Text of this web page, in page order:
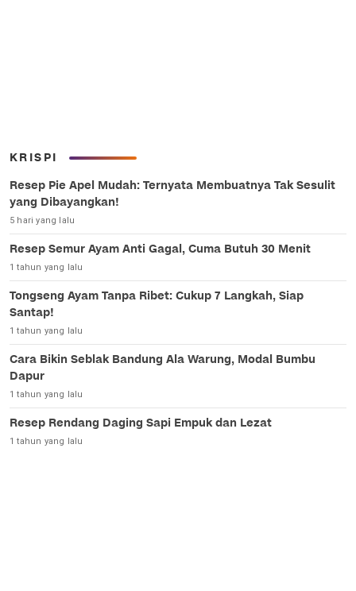
KRISPI
Resep Pie Apel Mudah: Ternyata Membuatnya Tak Sesulit
yang Dibayangkan!
5 hari yang lalu
Resep Semur Ayam Anti Gagal, Cuma Butuh 30 Menit
1 tahun yang lalu
Tongseng Ayam Tanpa Ribet: Cukup 7 Langkah, Siap
Santap!
1 tahun yang lalu
Cara Bikin Seblak Bandung Ala Warung, Modal Bumbu
Dapur
1 tahun yang lalu
Resep Rendang Daging Sapi Empuk dan Lezat
1 tahun yang lalu